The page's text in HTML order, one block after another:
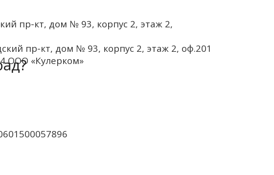
пр-кт, дом № 93, корпус 2, этаж 2,
пр-кт, дом № 93, корпус 2, этаж 2, оф.201
ООО «Кулерком»